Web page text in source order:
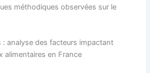
méthodiques observées sur le
: analyse des facteurs impactant
alimentaires en France